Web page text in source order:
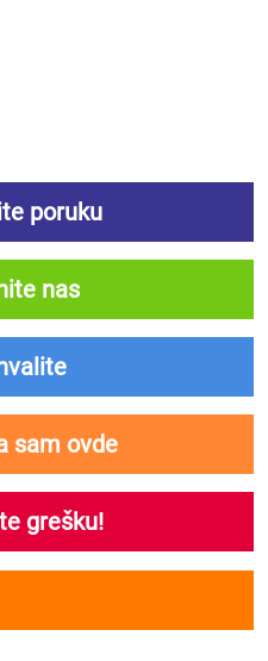
poruku
nas
sam ovde
grešku!